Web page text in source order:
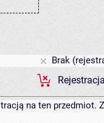
Brak
na ten